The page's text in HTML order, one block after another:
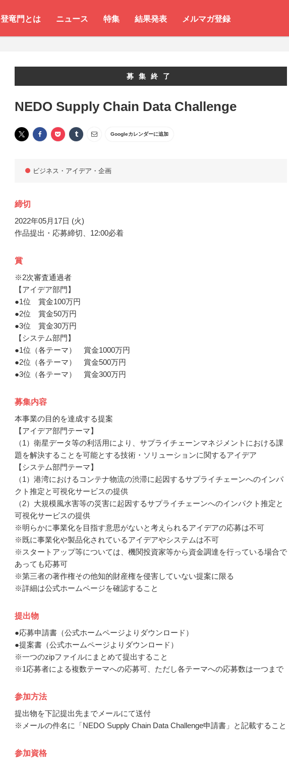
登竜門とは ニュース 特集 結果発表 メルマガ登録
募集終了
NEDO Supply Chain Data Challenge
Googleカレンダーに追加
ビジネス・アイデア・企画
締切
2022年05月17日 (火)
作品提出・応募締切、12:00必着
賞
※2次審査通過者
【アイデア部門】
●1位 賞金100万円
●2位 賞金50万円
●3位 賞金30万円
【システム部門】
●1位（各テーマ） 賞金1000万円
●2位（各テーマ） 賞金500万円
●3位（各テーマ） 賞金300万円
募集内容
本事業の目的を達成する提案
【アイデア部門テーマ】
（1）衛星データ等の利活用により、サプライチェーンマネジメントにおける課
題を解決することを可能とする技術・ソリューションに関するアイデア
【システム部門テーマ】
（1）港湾におけるコンテナ物流の渋滞に起因するサプライチェーンへのインパ
クト推定と可視化サービスの提供
（2）大規模風水害等の災害に起因するサプライチェーンへのインパクト推定と
可視化サービスの提供
※明らかに事業化を目指す意思がないと考えられるアイデアの応募は不可
※既に事業化や製品化されているアイデアやシステムは不可
※スタートアップ等については、機関投資家等から資金調達を行っている場合で
あっても応募可
※第三者の著作権その他知的財産権を侵害していない提案に限る
※詳細は公式ホームページを確認すること
提出物
●応募申請書（公式ホームページよりダウンロード）
●提案書（公式ホームページよりダウンロード）
※一つのzipファイルにまとめて提出すること
※1応募者による複数テーマへの応募可、ただし各テーマへの応募数は一つまで
参加方法
提出物を下記提出先までメールにて送付
※メールの件名に「NEDO Supply Chain Data Challenge申請書」と記載すること
参加資格